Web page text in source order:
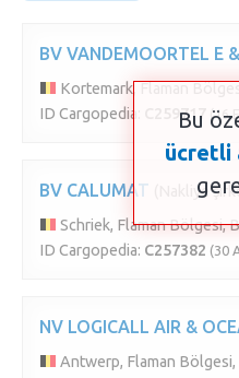
BV VANDEMOORTEL E
Kortemark, Flaman
ID Cargopedia:
C259717 (16
BV CALUMAT
(Nakliye
Schriek, Flaman Bölgesi,
ID Cargopedia: C257382 (30
NV LOGICALL AIR &
Antwerp, Flaman Bölgesi,
Bu
ücretli